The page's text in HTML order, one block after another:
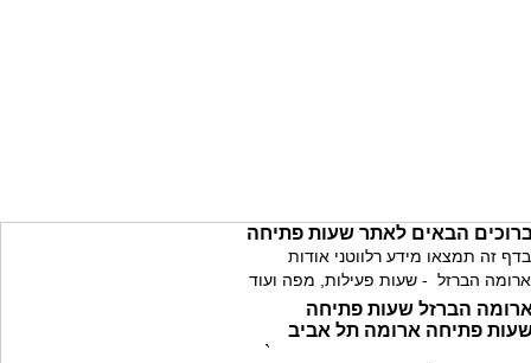
הבאים לאתר שעות פתיחה
בדף זה תמצאו מידע רלווטני אודות
ארומה הברזל - שעות פעילות, מפה ועוד
הברזל שעות פתיחה
פתיחה ארומה תל אביב
`